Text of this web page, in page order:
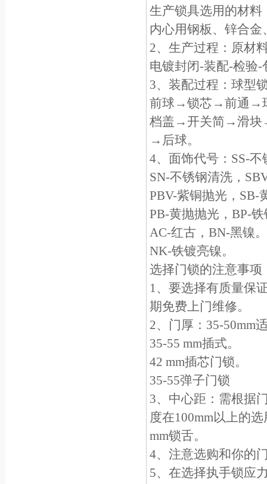
生产锁具选用的材
内心用钢板、锌合金
2、生产过程：原材
电镀封闭-装配-检验-
3、装配过程：球型
前球→锁芯→前通→
档盖→开关简→滑
→后球。
4、面饰代号：SS-
SN-不锈钢清洗，
PBV-紫铜抛光，SB-
PB-黄抛抛光，BP-
AC-红古，BN-黑镍。
NK-铁镀亮镍。
选择门锁的注意事项
1、要选择有质量保
期免费上门维修。
2、门厚：35-50mm
35-55 mm插式。
42 mm插芯门锁。
35-55弹子门锁
3、中心距：需根据
度在100mm以上的
mm锁舌。
4、注意选购和你的
5、在选择执手锁应